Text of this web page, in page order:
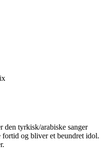
den tyrkisk/arabiske sanger
og bliver et beundret idol.